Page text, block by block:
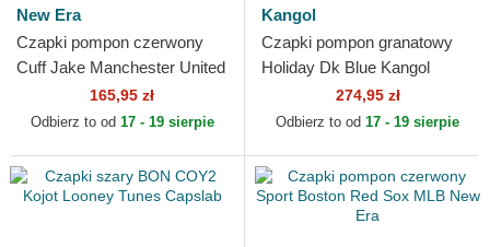
New Era
Czapki pompon czerwony
Cuff Jake Manchester United
Football Club Premier League
New Era
165,95 zł
Odbierz to od 17 - 19 sierpie
Kangol
Czapki pompon granatowy
Holiday Dk Blue Kangol
274,95 zł
Odbierz to od 17 - 19 sierpie